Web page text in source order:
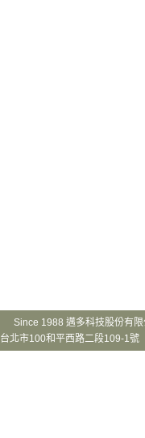
Since 1988 邁多科技股份
台北市100和平西路二段109-1號